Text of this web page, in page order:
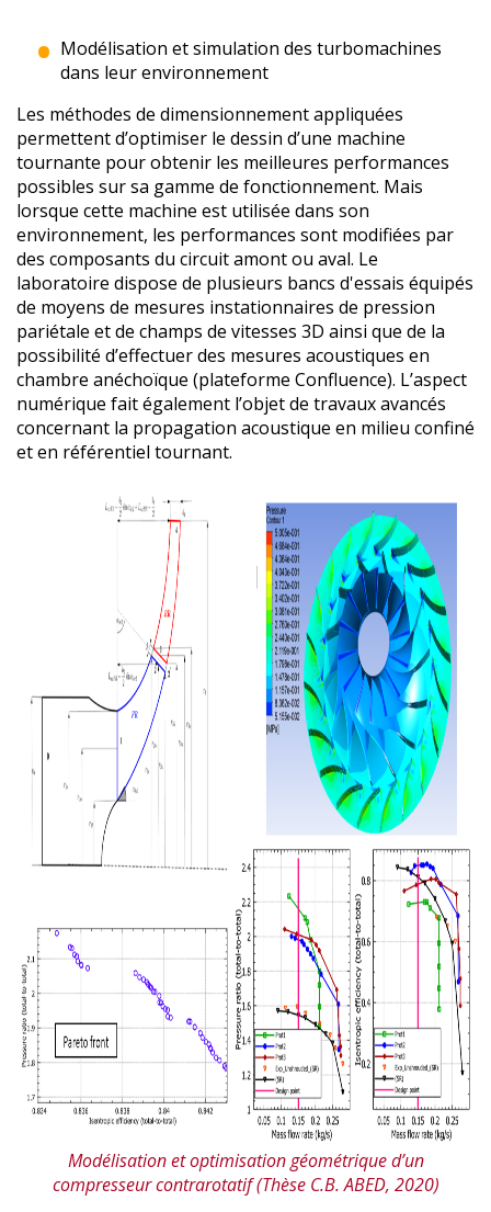
Modélisation et simulation des turbomachines
dans leur environnement
Les méthodes de dimensionnement appliquées
permettent d’optimiser le dessin d’une machine
tournante pour obtenir les meilleures performances
possibles sur sa gamme de fonctionnement. Mais
lorsque cette machine est utilisée dans son
environnement, les performances sont modifiées par
des composants du circuit amont ou aval. Le
laboratoire dispose de plusieurs bancs d'essais équipés
de moyens de mesures instationnaires de pression
pariétale et de champs de vitesses 3D ainsi que de la
possibilité d’effectuer des mesures acoustiques en
chambre anéchoïque (plateforme Confluence). L’aspect
numérique fait également l’objet de travaux avancés
concernant la propagation acoustique en milieu confiné
et en référentiel tournant.
Modélisation et optimisation géométrique d’un
compresseur contrarotatif (Thèse C.B. ABED, 2020)